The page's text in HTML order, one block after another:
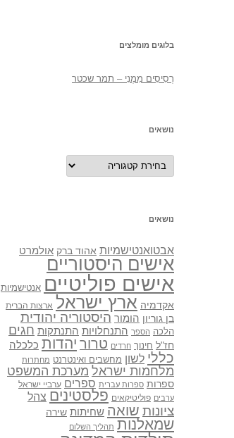
בלוגים מומלצים
רְסִיסִים מִמֶנִי – תמר שכטר
נושאים
נושאים
נושאים
אבטואנטישמיות אהוד ברק אולמרט
אישים היסטוריים
אישים פוליטיים אנטישמיות
אקדמיה ארץ ישראל ארצות הברית
בן גוריון הומור היסטוריה יהודית
הלכה הספר התנחלויות התנתקות חגים
חז"ל חינוך חרדים טרור יהדות כלכלה
כללי לשון מחשבים ואינטרנט מחתרות
מלחמות ישראל מערכת המשפט
ספרות ספרות עברית ספרים ערביי ישראל
ערבים פוליטיקאים פלסטינים צהל
ציונות שואה שחיתות שירה
שמאלנות תהליך השלום